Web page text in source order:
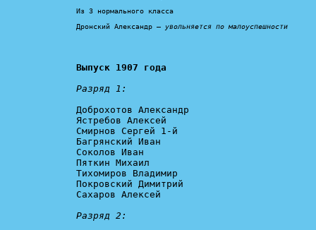
Из 3 нормального класса
Дронский Александр – увольняется по малоуспешности
Выпуск 1907 года
Разряд 1:
Доброхотов Александр
Ястребов Алексей
Смирнов Сергей 1-й
Багрянский Иван
Соколов Иван
Пяткин Михаил
Тихомиров Владимир
Покровский Димитрий
Сахаров Алексей
Разряд 2: